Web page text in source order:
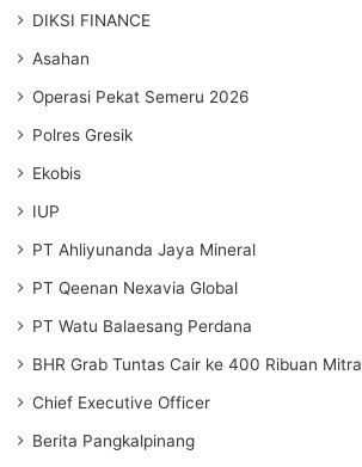
DIKSI FINANCE
Asahan
Operasi Pekat Semeru 2026
Polres Gresik
Ekobis
IUP
PT Ahliyunanda Jaya Mineral
PT Qeenan Nexavia Global
PT Watu Balaesang Perdana
BHR Grab Tuntas Cair ke 400 Ribuan Mitra
Chief Executive Officer
Berita Pangkalpinang